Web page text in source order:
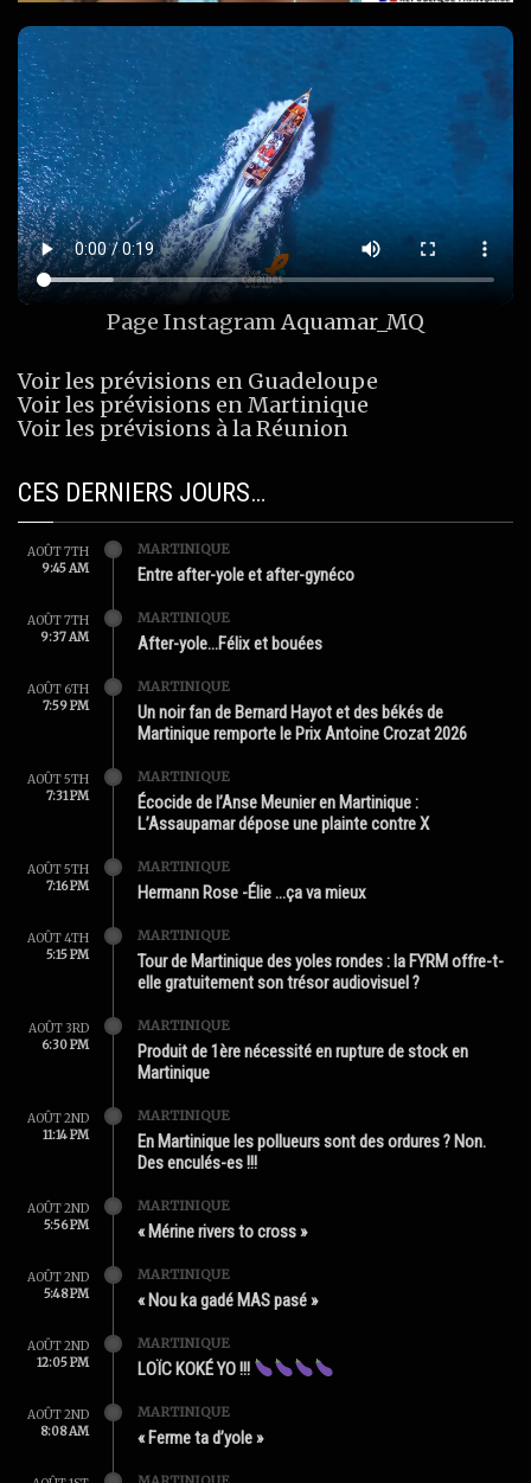
Page InstagramAquamar_MQ
Voir les prévisions en Guadeloupe
Voir les prévisions en Martinique
Voir les prévisions à la Réunion
CES DERNIERS JOURS…
AOÛT 7TH
9:45 AM
MARTINIQUE
Entre after-yole et after-gynéco
AOÛT 7TH
9:37 AM
MARTINIQUE
After-yole…Félix et bouées
AOÛT 6TH
7:59 PM
MARTINIQUE
Un noir fan de Bernard Hayot et des békés de
Martinique remporte le Prix Antoine Crozat 2026
AOÛT 5TH
7:31 PM
MARTINIQUE
Écocide de l’Anse Meunier en Martinique :
L’Assaupamar dépose une plainte contre X
AOÛT 5TH
7:16 PM
MARTINIQUE
Hermann Rose -Élie …ça va mieux
AOÛT 4TH
5:15 PM
MARTINIQUE
Tour de Martinique des yoles rondes : la FYRM offre-t-
elle gratuitement son trésor audiovisuel ?
AOÛT 3RD
6:30 PM
MARTINIQUE
Produit de 1ère nécessité en rupture de stock en
Martinique
AOÛT 2ND
11:14 PM
MARTINIQUE
En Martinique les pollueurs sont des ordures ? Non.
Des enculés-es !!!
AOÛT 2ND
5:56 PM
MARTINIQUE
« Mérine rivers to cross »
AOÛT 2ND
5:48 PM
MARTINIQUE
« Nou ka gadé MAS pasé »
AOÛT 2ND
12:05 PM
MARTINIQUE
LOÏC KOKÉ YO !!!
AOÛT 2ND
8:08 AM
MARTINIQUE
« Ferme ta d’yole »